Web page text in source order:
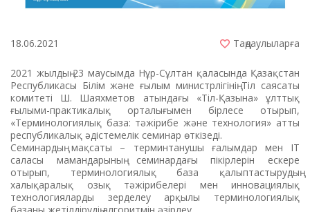
18.06.2021 Таңдаулыларға
2021 жылдың 23 маусымда Нұр-Сұлтан қаласында Қазақстан
Республикасы Білім және ғылым министрлігінің Тіл саясаты
комитеті Ш. Шаяхметов атындағы «Тіл-Қазына» ұлттық
ғылыми-практикалық орталығымен бірлесе отырып,
«Терминологиялық база: тәжірибе және технология» атты
республикалық әдістемелік семинар өткізеді.
Семинардың мақсаты – терминтанушы ғалымдар мен ІТ
саласы мамандарының семинардағы пікірлерін ескере
отырып, терминологиялық база қалыптастырудың
халықаралық озық тәжірибелері мен инновациялық
технологияларды зерделеу арқылы терминологиялық
базаны жетілдірудің алгоритмін әзірлеу.